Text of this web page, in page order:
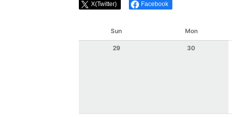
X(Twitter) Facebook
Sun Mon
29 30